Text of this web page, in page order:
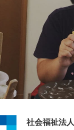
社会福祉法人